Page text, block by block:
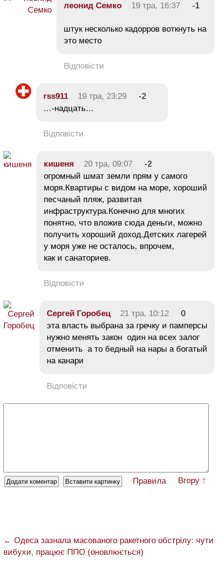
леонид Семко 19 тра, 16:37 -1
штук несколько кадорров воткнуть на
это место
Відповісти
rss911 19 тра, 23:29
-2
…-надцать…
Відповісти
кишеня 20 тра, 09:07
-2
огромный шмат земли прям у самого
моря.Квартиры с видом на море, хороший
песчаный пляж, развитая
инфраструктура.Конечно для многих
понятно, что вложив сюда деньги, можно
получить хороший доход.Детских лагерей
у моря уже не осталось, впрочем,
как и санаториев.
Відповісти
Сергей Горобец 21 тра, 10:12
0
эта власть выбрана за гречку и памперсы
нужно менять закон один на всех залог
отменить а то бедный на нары а богатый
на канари
Відповісти
Правила Вгору ↑
← Одеса зазнала масованого ракетного обстрілу: чути
вибухи, працює ППО (оновлюється)